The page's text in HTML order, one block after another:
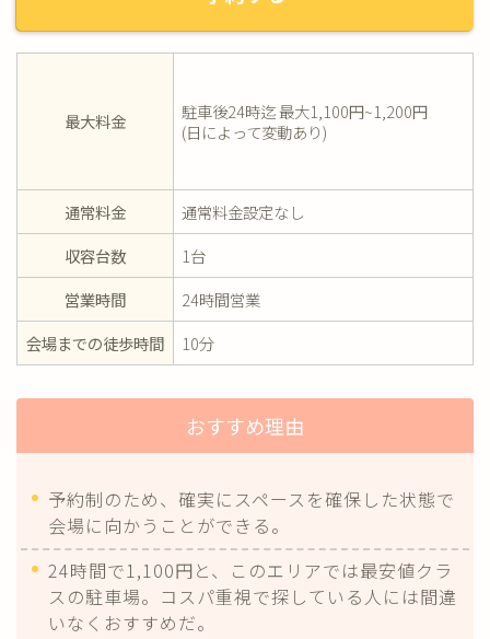
最大料金
駐車後24時迄 最大1,100円~1,200円
(日によって変動あり)
通常料金
通常料金設定なし
収容台数
1台
営業時間
24時間営業
会場までの徒歩時間
10分
おすすめ理由
予約制のため、確実にスペースを確保した状態で
会場に向かうことができる。
24時間で1,100円と、このエリアでは最安値クラ
スの駐車場。コスパ重視で探している人には間違
いなくおすすめだ。